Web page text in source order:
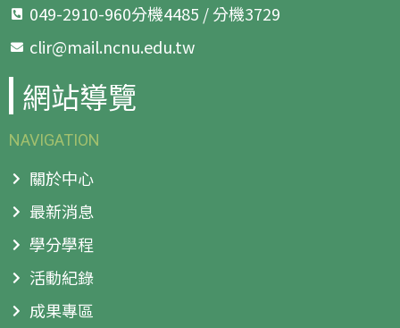
049-2910-960分機4485 / 分機3729
clir@mail.ncnu.edu.tw
網站導覽
NAVIGATION
關於中心
最新消息
學分學程
活動紀錄
成果專區